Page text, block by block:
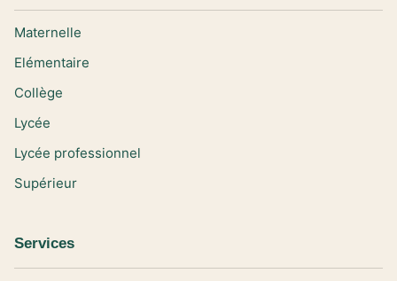
Maternelle
Elémentaire
Collège
Lycée
Lycée professionnel
Supérieur
Services